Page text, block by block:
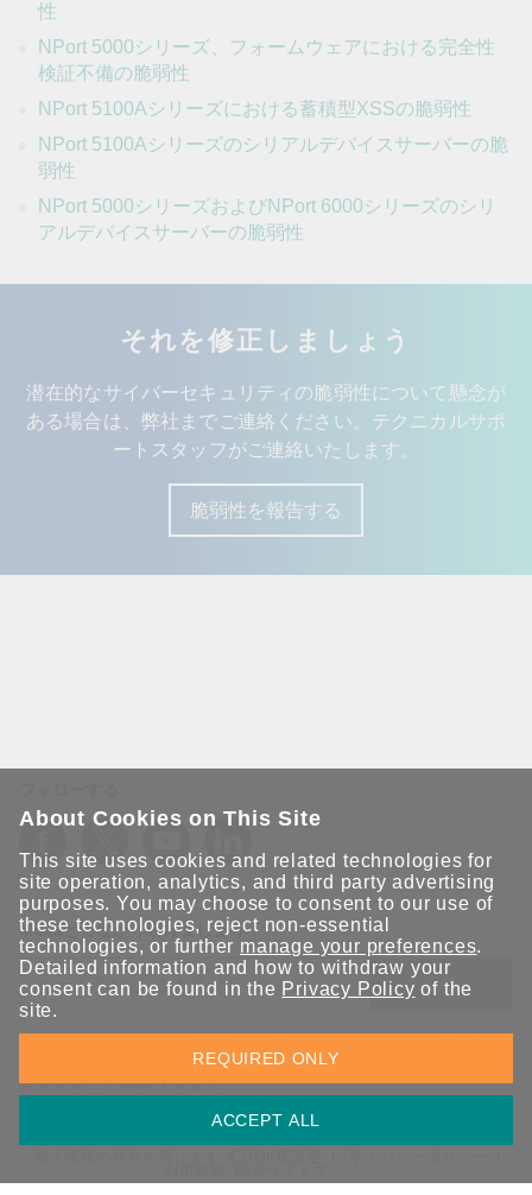
性
NPort 5000シリーズ、フォームウェアにおける完全性
検証不備の脆弱性
NPort 5100Aシリーズにおける蓄積型XSSの脆弱性
NPort 5100Aシリーズのシリアルデバイスサーバーの脆
弱性
NPort 5000シリーズおよびNPort 6000シリーズのシリ
アルデバイスサーバーの脆弱性
それを修正しましょう
潜在的なサイバーセキュリティの脆弱性について懸念が
ある場合は、弊社までご連絡ください。テクニカルサポ
ートスタッフがご連絡いたします。
脆弱性を報告する
Moxaとつながり続けましょう！
送信
Moxaソリューションの最新アップデートにサインアップしま
す。 Moxaではプライバシーを尊重しており、メールを他の人と
共有することはありません。
About Cookies on This Site
This site uses cookies and related technologies for
site operation, analytics, and third party advertising
purposes. You may choose to consent to our use of
these technologies, reject non-essential
technologies, or further manage your preferences.
Detailed information and how to withdraw your
consent can be found in the Privacy Policy of the
site.
ACCEPT ALL
REQUIRED ONLY